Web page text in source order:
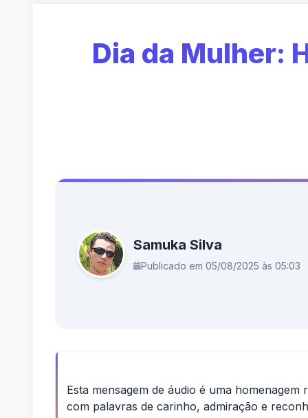
Dia da Mulher:
Samuka Silva
Publicado em 05/08/2025 às 05:03
Esta mensagem de áudio é uma
com palavras de carinho, admiração e